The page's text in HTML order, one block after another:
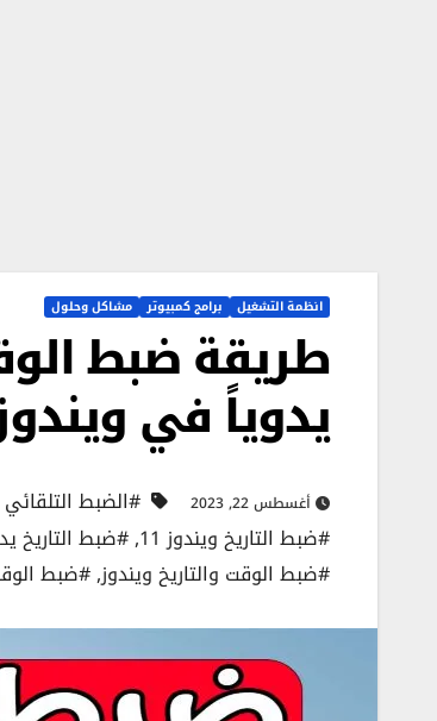
انظمة التشغيل برامج كمبيوتر مشاكل وحلول
طريقة ضبط
يدوياً في ويندوز
أغسطس 22, 2023 #الضبط
#ضبط التاريخ ويندوز 11
,#ضبط التاريخ
#ضبط الوقت والتاريخ ويندوز,#ضبط